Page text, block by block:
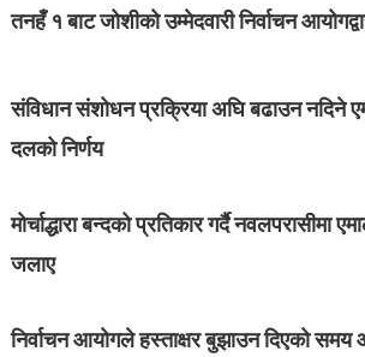
तनहँ १ बाट जोशीको उम्मेदवारी निर्वाचन
संविधान संशोधन प्रक्रिया अघि बढाउन नदिने
दलको निर्णय
मोर्चाद्धारा बन्दको प्रतिकार गर्दै नवलपरासीमा
जलाए
निर्वाचन आयोगले हस्ताक्षर बुझाउन दिएको